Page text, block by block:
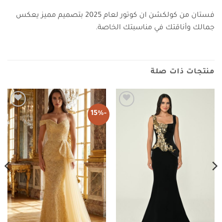
فستان من كولكشن ان كوتور لعام 2025 بتصميم مميز يعكس
جمالك وأناقتك في مناسبتك الخاصة.
منتجات ذات صلة
-15%
Add to
wishlist